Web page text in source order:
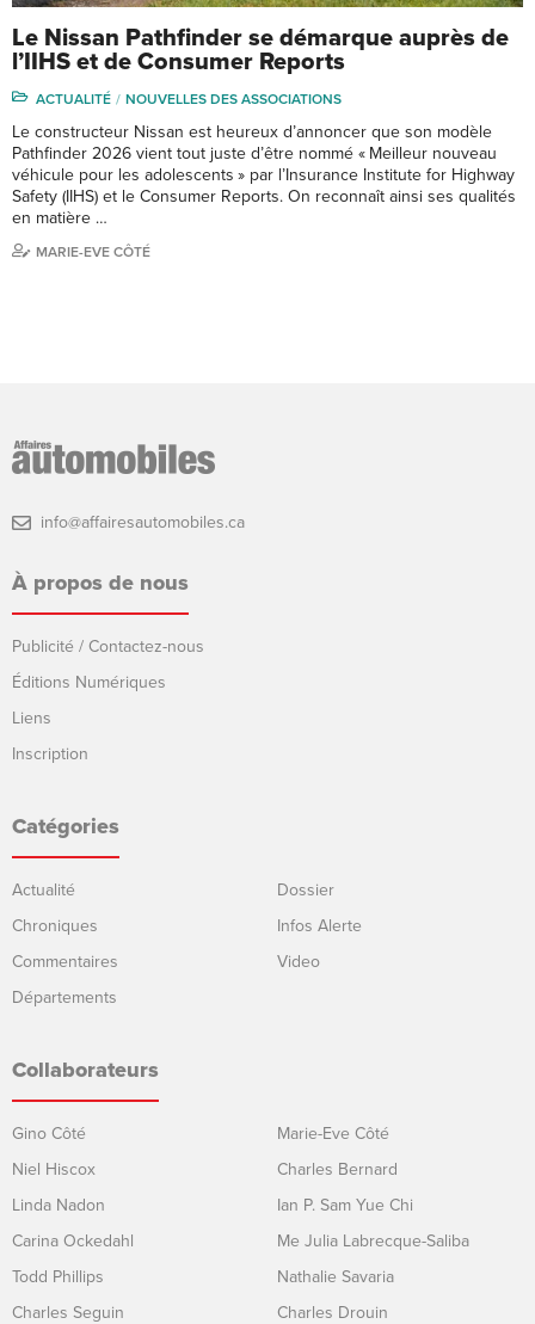
Le Nissan Pathfinder se démarque auprès de
l’IIHS et de Consumer Reports
ACTUALITÉ NOUVELLES DES ASSOCIATIONS
Le constructeur Nissan est heureux d’annoncer que son modèle
Pathfinder 2026 vient tout juste d’être nommé « Meilleur nouveau
véhicule pour les adolescents » par l’Insurance Institute for Highway
Safety (IIHS) et le Consumer Reports. On reconnaît ainsi ses qualités
en matière …
MARIE-EVE CÔTÉ
info@affairesautomobiles.ca
À propos de nous
Publicité / Contactez-nous
Éditions Numériques
Liens
Inscription
Catégories
Actualité
Chroniques
Commentaires
Départements
Dossier
Infos Alerte
Video
Collaborateurs
Gino Côté
Niel Hiscox
Linda Nadon
Carina Ockedahl
Todd Phillips
Charles Seguin
Marie-Eve Côté
Charles Bernard
Ian P. Sam Yue Chi
Me Julia Labrecque-Saliba
Nathalie Savaria
Charles Drouin